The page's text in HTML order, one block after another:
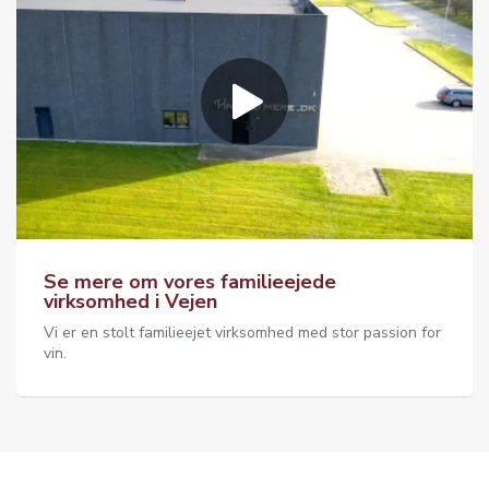
Se mere om vores familieejede
virksomhed i Vejen
Vi er en stolt familieejet virksomhed med stor passion for
vin.